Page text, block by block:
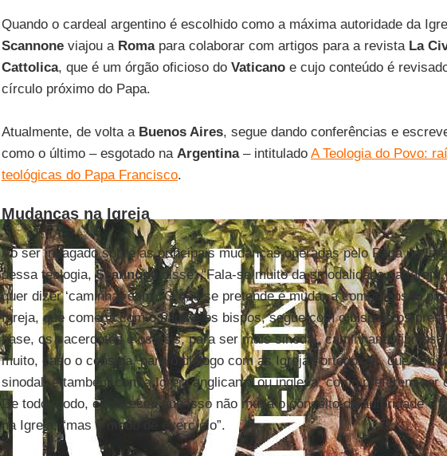
Quando o cardeal argentino é escolhido como a máxima autoridade da
Scannoneviajou a Romapara colaborar com artigos para a revista La
Cattolica, que é um órgão oficioso do Vaticanoe cujo conteúdo é
círculo próximo do Papa.
Atualmente, de volta a Buenos Aires, segue dando conferências e
como o último – esgotado na Argentina– intitulado A Teologia do Povo:
teológicas do Papa Francisco.
Mudanças na Igreja
Ao ser indagado sobre as principais mudanças operadas pelo Papa na
dessa teologia,Scannone disse: “Fala-se muito da sinodalidade da
quer dizer ‘caminhar com’. O que se pretende é mudar a compreensão
Igreja, que começa com o papa e os bispos, segue com o bispo e os
base, os sacerdotes e os fiéis, para ser mais sinodal, caminhando juntos.
muito, caso o consiga, para o diálogo com as Igrejas ortodoxas, que têm
sinodal, e também com a Igreja anglicana, ou inglesa, como preferem ser
De todo modo, esclareceu que isso não muda o conceito de autoridade e
na Igreja, “mas o modo de exercício”.